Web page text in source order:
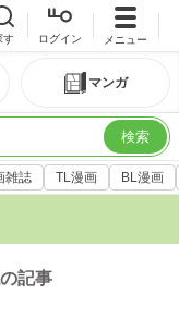
す ログイン メニュー
マンガ
検索
雑誌 TL漫画 BL漫画
記事